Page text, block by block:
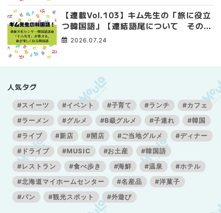
【連載Vol.103】キム先生の「旅に役立
つ韓国語」【連結語尾について その
3】2026.07.24
人気タグ
#スイーツ #イベント #子育て #ランチ
#カフェ
#ラーメン
#グルメ #B級グルメ #子連れ
#韓国
#ライブ
#新店 #開店 #ご当地グルメ
#ディナー
#ドライブ
#MUSIC #お土産
#韓国語
#レストラン
#食べ歩き #海鮮 #温泉
#ホテル
#北海道マイホームセンター
#名産品
#洋菓子
#パン
#観光スポット #外遊び